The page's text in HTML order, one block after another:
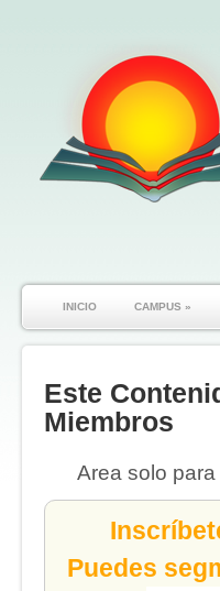
INICIO CAMPUS »
Este
Miembros
Area solo
Puedes